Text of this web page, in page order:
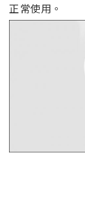
正常使用。